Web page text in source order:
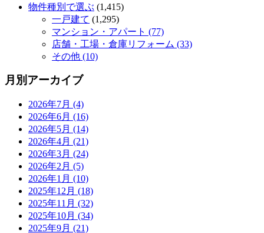
物件種別で選ぶ (1,415)
一戸建て (1,295)
マンション・アパート (77)
店舗・工場・倉庫リフォーム (33)
その他 (10)
月別アーカイブ
2026年7月 (4)
2026年6月 (16)
2026年5月 (14)
2026年4月 (21)
2026年3月 (24)
2026年2月 (5)
2026年1月 (10)
2025年12月 (18)
2025年11月 (32)
2025年10月 (34)
2025年9月 (21)